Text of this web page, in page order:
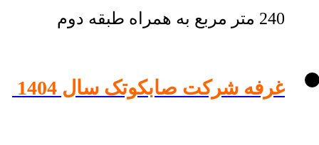
240 متر مربع به همراه طبقه دوم
غرفه شرکت صابکوتک سال 1404